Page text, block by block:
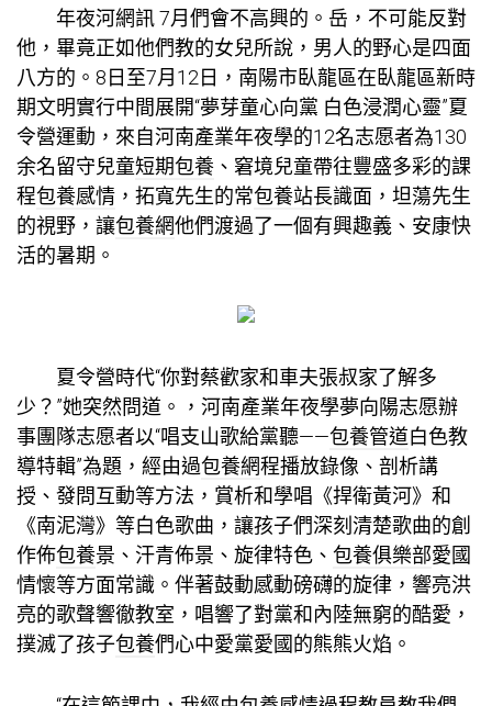
年夜河網訊 7月們會不高興的。岳，不可能反對
他，畢竟正如他們教的女兒所說，男人的野心是四面
八方的。8日至7月12日，南陽市臥龍區在臥龍區新時
期文明實行中間展開“夢芽童心向黨 白色浸潤心靈”夏
令營運動，來自河南產業年夜學的12名志愿者為130
余名留守兒童短期包養 、窘境兒童帶往豐盛多彩的課
程包養感情 ，拓寬先生的常包養站長識面，坦蕩先生
的視野，讓包養網他們渡過了一個有興趣義、安康快
活的暑期。
夏令營時代“你對蔡歡家和車夫張叔家了解多
少？”她突然問道。，河南產業年夜學夢向陽志愿辦
事團隊志愿者以“唱支山歌給黨聽——包養管道白色教
導特輯”為題，經由過包養網程播放錄像、剖析講
授、發問互動等方法，賞析和學唱《捍衛黃河》和
《南泥灣》等白色歌曲，讓孩子們深刻清楚歌曲的創
作佈包養景、汗青佈景、旋律特色、 包養俱樂部愛國
情懷等方面常識。伴著鼓動感動磅礴的旋律，響亮洪
亮的歌聲響徹教室，唱響了對黨和內陸無窮的酷愛，
撲滅了孩子包養們心中愛黨愛國的熊熊火焰。